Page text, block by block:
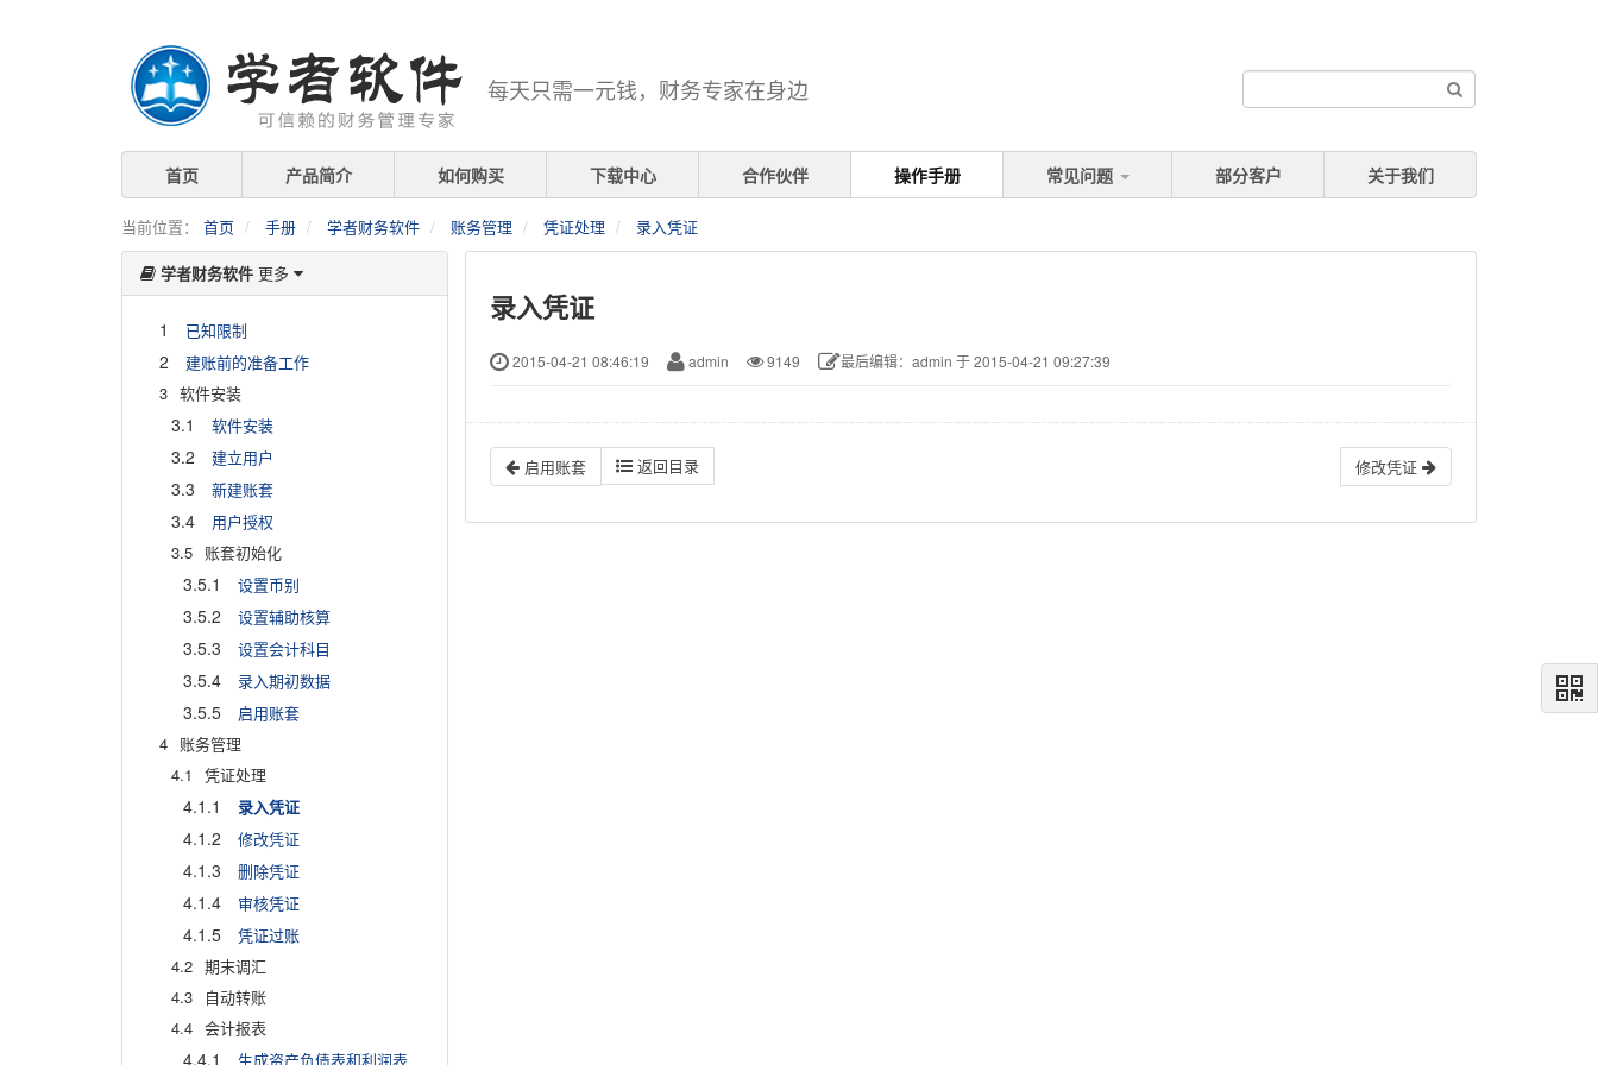
每天只需一元钱，财务专家在身边
首页 产品简介 如何购买 下载中心 合作伙伴 操作手册 常见问题 部分客户 关于我们
当前位置： 首页 手册 学者财务软件 账务管理 凭证处理 录入凭证
学者财务软件 更多
1 已知限制
2
建账前的准备工作
3 软件安装
3.1 软件安装
3.2 建立用户
3.3 新建账套
3.4
用户授权
3.5 账套初始化
3.5.1 设置币别
3.5.2 设置辅助核算
3.5.3 设置会计科目
3.5.4 录入期初数据
3.5.5
启用账套
4 账务管理
4.1
凭证处理
4.1.1 录入凭证
4.1.2 修改凭证
4.1.3 删除凭证
4.1.4 审核凭证
4.1.5
凭证过账
4.2 期末调汇
4.3
自动转账
4.4 会计报表
4.4.1 生成资产负债表和利润表
录入凭证
2015-04-21 08:46:19 admin 9149 最后编辑：admin 于 2015-04-21 09:27:39
启用账套 返回目录 修改凭证